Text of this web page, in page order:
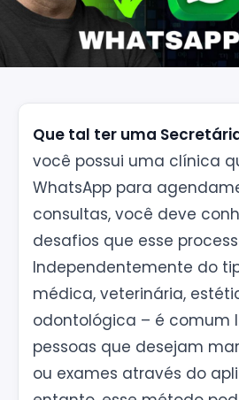
Que tal ter uma
você possui uma clínica
WhatsApp para
consultas, você deve
desafios que esse
Independentemente do
médica, veterinária,
odontológica – é comum
pessoas que desejam
ou exames através do